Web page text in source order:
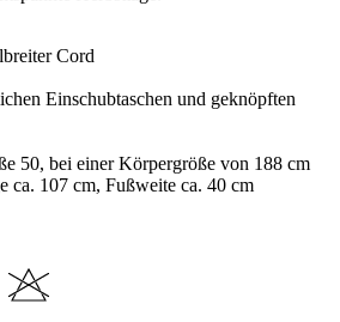
Cord
Einschubtaschen und geknöpften
50, bei einer Körpergröße von 188 cm
ca. 107 cm, Fußweite ca. 40 cm